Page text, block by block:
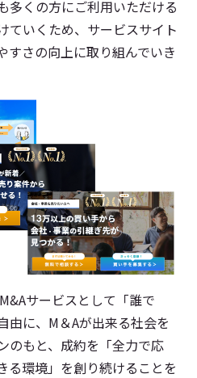
多くの方にご利用いただける
ていくため、サービスサイト
すさの向上に取り組んでいき
サービスとして「誰で
由に、M＆Aが出来る社会を
のもと、成約を「全力で応
る環境」を創り続けることを